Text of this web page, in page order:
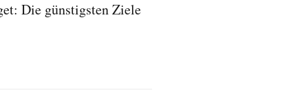
Die günstigsten Ziele